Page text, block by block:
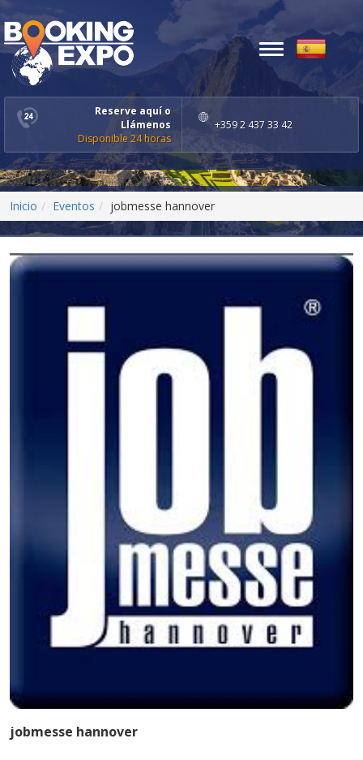
Reserve aquí o
Llámenos
Disponible 24 horas
+359 2 437 33 42
Toggle
navigation
Inicio Eventos jobmesse hannover
jobmesse hannover